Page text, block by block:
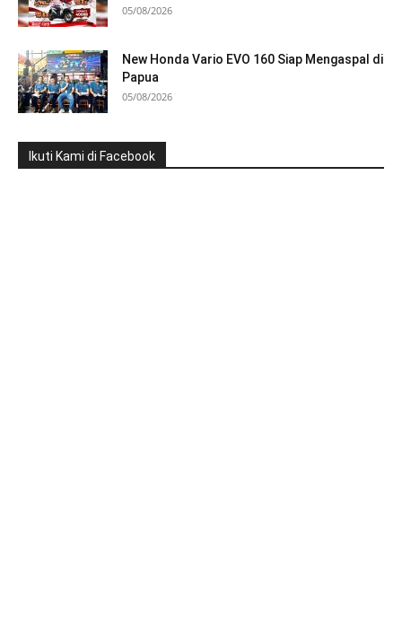
05/08/2026
New Honda Vario EVO 160 Siap Mengaspal di
Papua
05/08/2026
Ikuti Kami di Facebook